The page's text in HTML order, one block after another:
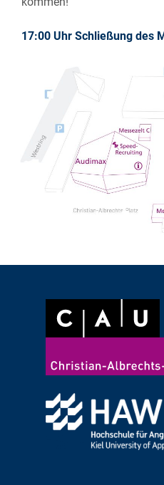
17:00 Uhr Schließung des